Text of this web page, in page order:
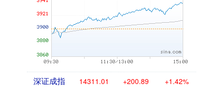
深证成指 14311.01 +200.89 +1.42%